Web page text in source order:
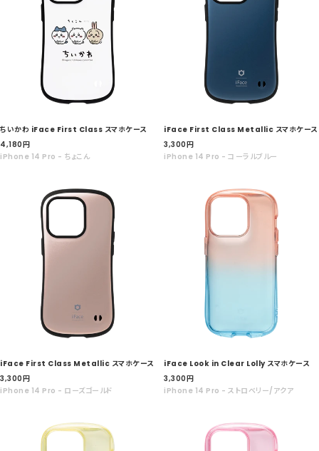
ちいかわ iFace First Class スマホケース
セ
ー
4,180円
iPhone 14 Pro - ちょこん
iFace First Class Metallic スマホケース
セ
ー
3,300円
iPhone 14 Pro - コーラルブルー
iFace First Class Metallic スマホケース
セ
ー
3,300円
iPhone 14 Pro - ローズゴールド
iFace Look in Clear Lolly スマホケース
セ
ー
3,300円
iPhone 14 Pro - ストロベリー/アクア